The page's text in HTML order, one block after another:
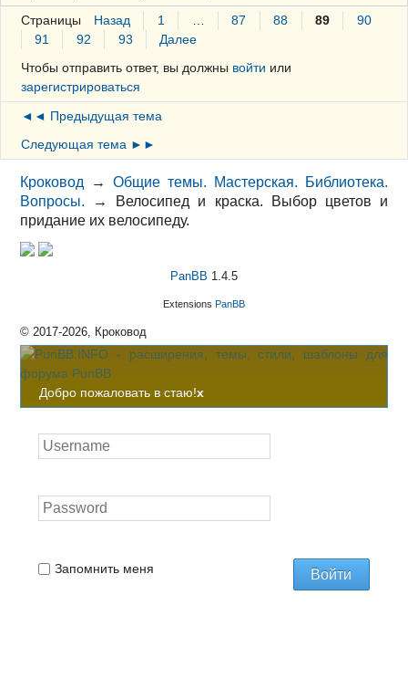
Страницы Назад 1 … 87 88 89
90
91
92 93
Далее
Чтобы отправить ответ, вы должны войти или
зарегистрироваться
◄◄ Предыдущая тема
Следующая тема ►►
Кроковод →Общие темы. Мастерская. Библиотека.
Вопросы.
→ Велосипед и краска. Выбор цветов и
придание их велосипеду.
PanBB 1.4.5
Extensions PanBB
© 2017-2026, Кроковод
Добро пожаловать в стаю!x
Запомнить меня